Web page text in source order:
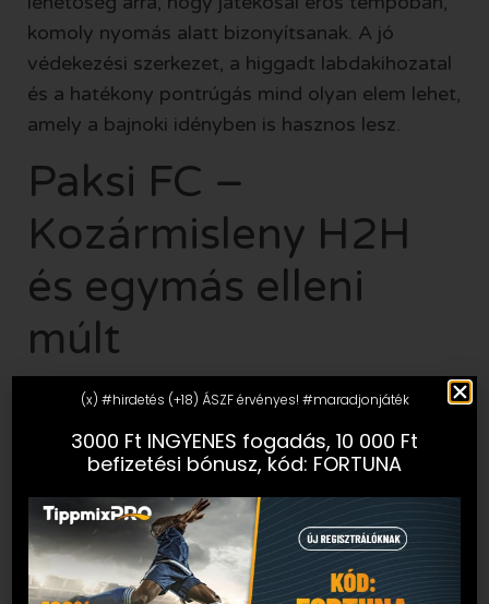
komoly nyomás alatt bizonyítsanak. A jó
védekezési szerkezet, a higgadt labdakihozatal
és a hatékony pontrúgás mind olyan elem lehet,
amely a bajnoki idényben is hasznos lesz.
Paksi FC –
Kozármisleny H2H
és egymás elleni
múlt
A Paksi FC – Kozármisleny H2H magyar
futballszinten ismert párosítás lehet, de a
mostani mérkőzés felkészülési jellege miatt
kiindulni. Az edzőmeccsek sajátossága, hogy az
összeállítások, a cserék és a játékpercek
teljesen más logikát követnek, mint
(x) #hirdetés (+18) ÁSZF érvényes! #maradjonjáték
3000 Ft INGYENES fogadás, 10 000 Ft
befizetési bónusz, kód: FORTUNA